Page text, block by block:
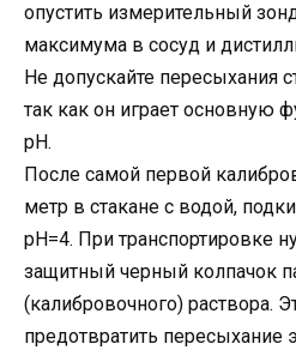
опустить измерительный
максимума в сосуд и
Не допускайте пересыхания
так как он играет основную
pH.
После самой первой
метр в стакане с водой,
pH=4. При транспортировке
защитный черный колпачок
(калибровочного) раствора.
предотвратить пересыхание